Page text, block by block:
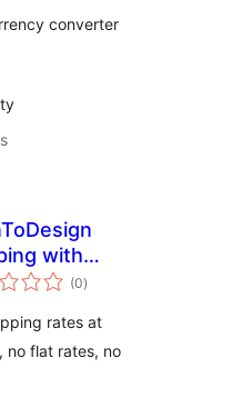
converter
with
Post for
(0értékelés
összesen
)
rates at
no flat rates, no